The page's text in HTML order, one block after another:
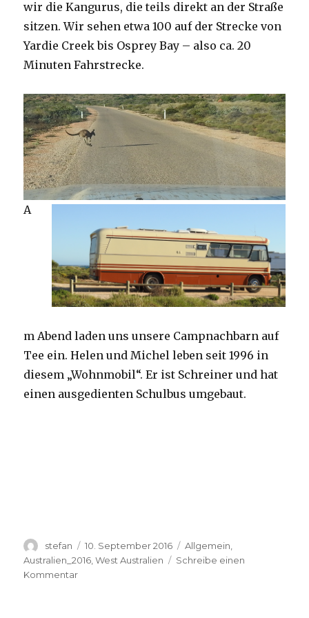
wir die Kangurus, die teils direkt an der Straße
sitzen. Wir sehen etwa 100 auf der Strecke von
Yardie Creek bis Osprey Bay – also ca. 20
Minuten Fahrstrecke.
A
m Abend laden uns unsere Campnachbarn auf
Tee ein. Helen und Michel leben seit 1996 in
diesem „Wohnmobil“. Er ist Schreiner und hat
einen ausgedienten Schulbus umgebaut.
Autor
stefan
Veröffentlicht
am
10. September 2016 Kategorien
Allgemein
Australien_2016 ,West Australien
Schreibe einen
Kommentarzu